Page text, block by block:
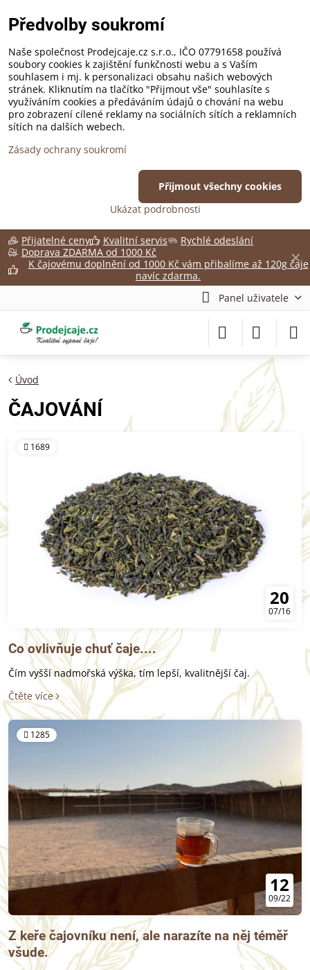
✕
Přijatelné ceny Kvalitní servis
Rychlé odeslání
Doprava ZDARMA od 1000 Kč
K čajovému doplnění od 1000 Kč vám přibalíme až 120g čaje
navíc zdarma.
Panel uživatele
Úvod
ČAJOVÁNÍ
1689
20
07/16
Co ovlivňuje chuť čaje....
Čím vyšší nadmořská výška, tím lepší, kvalitnější čaj.
Čtěte více
1285
12
09/22
Z keře čajovníku není, ale narazíte na něj téměř
všude.
Předvolby soukromí
Naše společnost Prodejcaje.cz s.r.o., IČO 07791658 používá
soubory cookies k zajištění funkčnosti webu a s Vaším
souhlasem i mj. k personalizaci obsahu našich webových
stránek. Kliknutím na tlačítko "Přijmout vše" souhlasíte s
využíváním cookies a předáváním údajů o chování na webu
pro zobrazení cílené reklamy na sociálních sítích a reklamních
sítích na dalších webech.
Zásady ochrany soukromí
Ukázat podrobnosti
Přijmout všechny cookies